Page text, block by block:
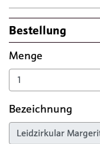
Bestellung
Menge
Bezeichnung